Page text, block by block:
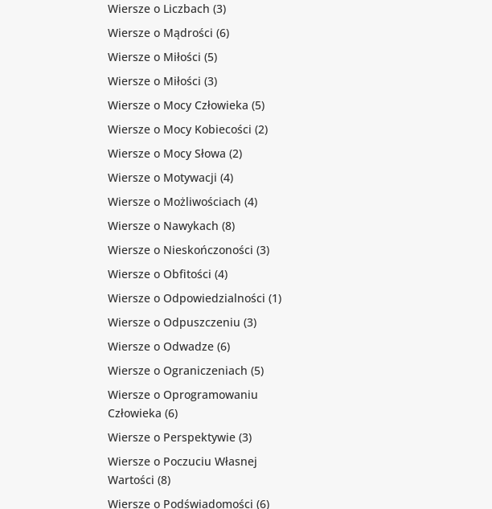
Wiersze o Liczbach (3)
Wiersze o Mądrości (6)
Wiersze o Miłości (5)
Wiersze o Miłości (3)
Wiersze o Mocy Człowieka (5)
Wiersze o Mocy Kobiecości (2)
Wiersze o Mocy Słowa (2)
Wiersze o Motywacji (4)
Wiersze o Możliwościach (4)
Wiersze o Nawykach (8)
Wiersze o Nieskończoności (3)
Wiersze o Obfitości (4)
Wiersze o Odpowiedzialności (1)
Wiersze o Odpuszczeniu (3)
Wiersze o Odwadze (6)
Wiersze o Ograniczeniach (5)
Wiersze o Oprogramowaniu
Człowieka (6)
Wiersze o Perspektywie (3)
Wiersze o Poczuciu Własnej
Wartości (8)
Wiersze o Podświadomości (6)